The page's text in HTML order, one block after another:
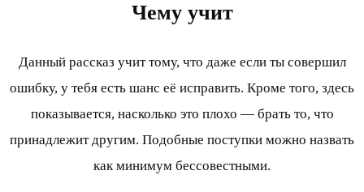
Чему учит
Данный рассказ учит тому, что даже если ты совершил
ошибку, у тебя есть шанс её исправить. Кроме того, здесь
показывается, насколько это плохо — брать то, что
принадлежит другим. Подобные поступки можно назвать
как минимум бессовестными.